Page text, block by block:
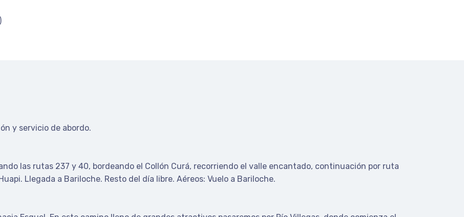
y servicio de abordo.
las rutas 237 y 40, bordeando el Collón Curá, recorriendo el valle encantado, continuación por ruta
Llegada a Bariloche. Resto del día libre. Aéreos: Vuelo a Bariloche.